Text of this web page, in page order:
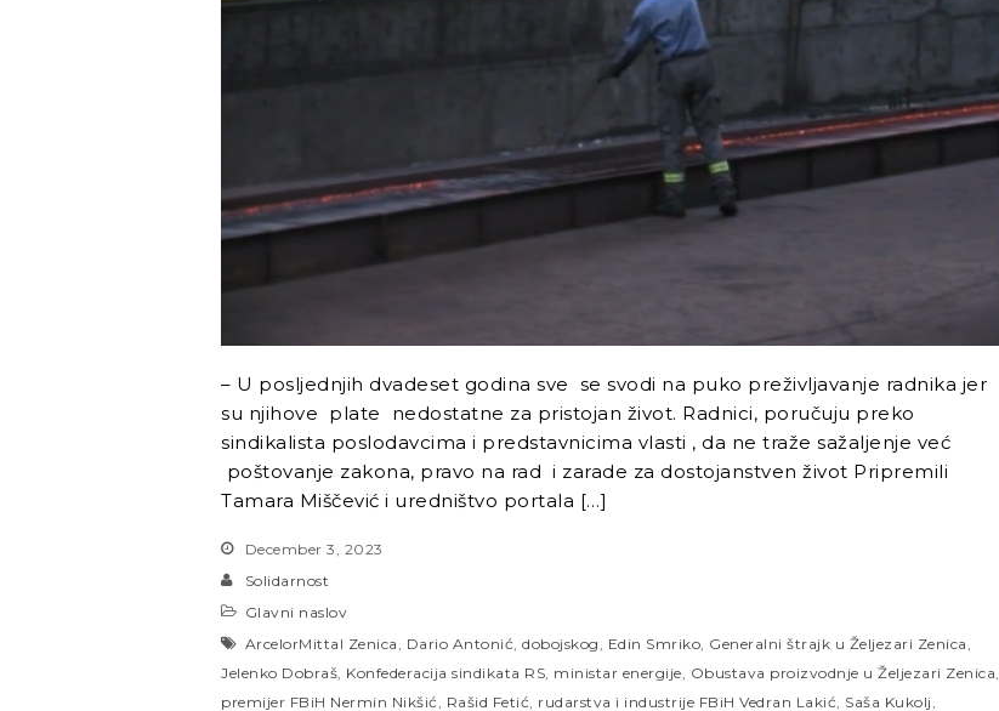
– U posljednjih dvadeset godina sve se svodi na puko preživljavanje radnika jer
su njihove plate nedostatne za pristojan život. Radnici, poručuju preko
sindikalista poslodavcima i predstavnicima vlasti , da ne traže sažaljenje već
poštovanje zakona, pravo na rad i zarade za dostojanstven život Pripremili
Tamara Miščević i uredništvo portala […]
December 3, 2023
Solidarnost
Glavni naslov
ArcelorMittal Zenica, Dario Antonić, dobojskog, Edin Smriko, Generalni štrajk u Željezari Zenica,
Jelenko Dobraš, Konfederacija sindikata RS, ministar energije, Obustava proizvodnje u Željezari Zenica,
premijer FBiH Nermin Nikšić, Rašid Fetić, rudarstva i industrije FBiH Vedran Lakić, Saša Kukolj,